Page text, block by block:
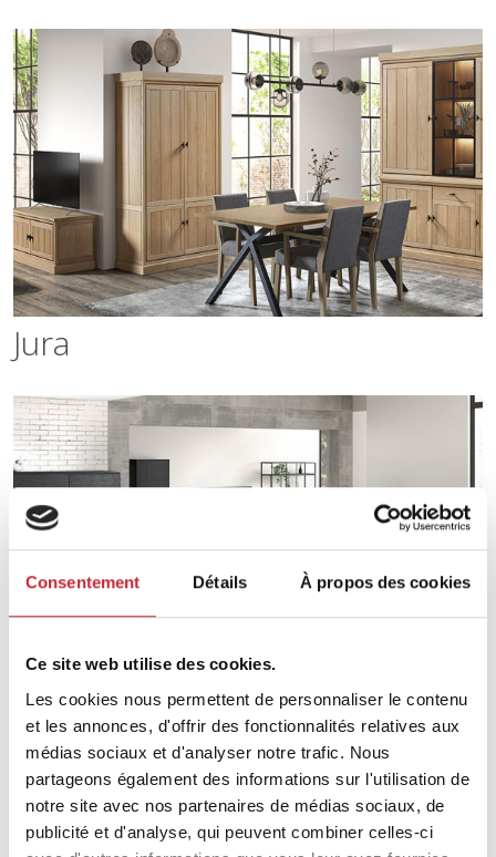
Consentement Détails À propos des cookies
Ce site web utilise des cookies.
Les cookies nous permettent de personnaliser le contenu
et les annonces, d'offrir des fonctionnalités relatives aux
médias sociaux et d'analyser notre trafic. Nous
partageons également des informations sur l'utilisation de
notre site avec nos partenaires de médias sociaux, de
publicité et d'analyse, qui peuvent combiner celles-ci
Jura
Jura
Izola
Izola